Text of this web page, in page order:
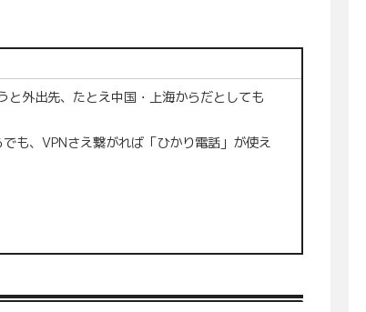
外出先、たとえ中国・上海からだとしても
も、VPNさえ繋がれば「ひかり電話」が使え